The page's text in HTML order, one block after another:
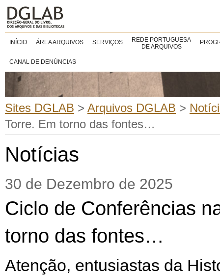
INÍCIO ÁREA ARQUIVOS SERVIÇOS
REDE PORTUGUESA
DE ARQUIVOS
CANAL DE DENÚNCIAS
Sites DGLAB > Arquivos DGLAB >
Torre. Em torno das fontes…
Notícias
30 de Dezembro de 2025
Ciclo de Conferências
torno das fontes…
Atenção, entusiastas da